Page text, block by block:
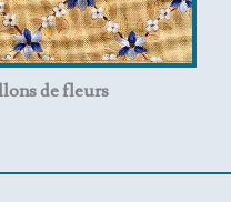
de fleurs